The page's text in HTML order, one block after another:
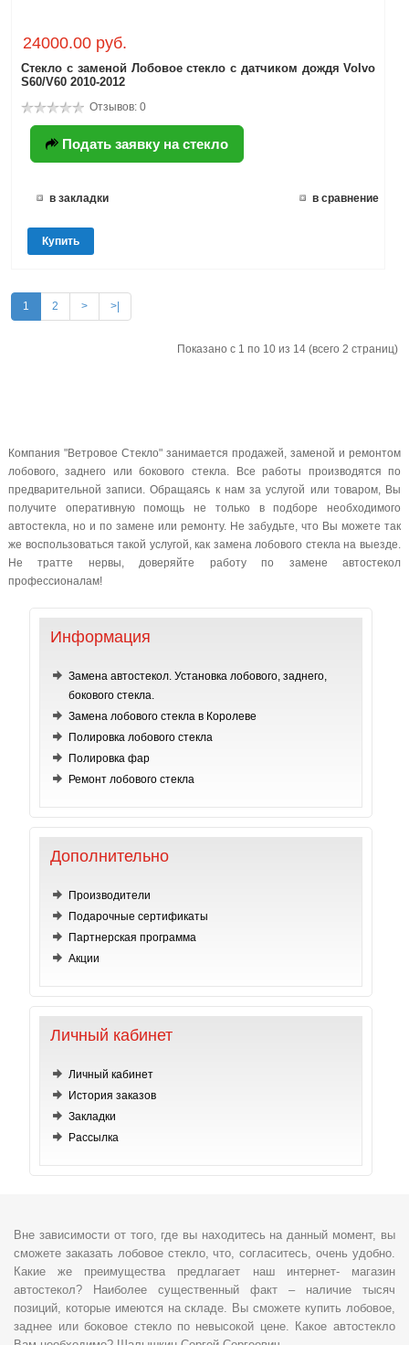
24000.00 руб.
Стекло с заменой Лобовое стекло с датчиком дождя Volvo
S60/V60 2010-2012
Отзывов: 0
Подать заявку на стекло
в закладки в сравнение
Купить
1 2 > >|
Показано с 1 по 10 из 14 (всего 2 страниц)
Компания "Ветровое Стекло" занимается продажей, заменой и ремонтом
лобового, заднего или бокового стекла. Все работы производятся по
предварительной записи. Обращаясь к нам за услугой или товаром, Вы
получите оперативную помощь не только в подборе необходимого
автостекла, но и по замене или ремонту. Не забудьте, что Вы можете так
же воспользоваться такой услугой, как замена лобового стекла на выезде.
Не тратте нервы, доверяйте работу по замене автостекол
профессионалам!
Информация
Замена автостекол. Установка лобового, заднего,
бокового стекла.
Замена лобового стекла в Королеве
Полировка лобового стекла
Полировка фар
Ремонт лобового стекла
Дополнительно
Производители
Подарочные сертификаты
Партнерская программа
Акции
Личный кабинет
Личный кабинет
История заказов
Закладки
Рассылка
Вне зависимости от того, где вы находитесь на данный момент, вы
сможете заказать лобовое стекло, что, согласитесь, очень удобно.
Какие же преимущества предлагает наш интернет- магазин
автостекол? Наиболее существенный факт – наличие тысяч
позиций, которые имеются на складе. Вы сможете купить лобовое,
заднее или боковое стекло по невысокой цене. Какое автостекло